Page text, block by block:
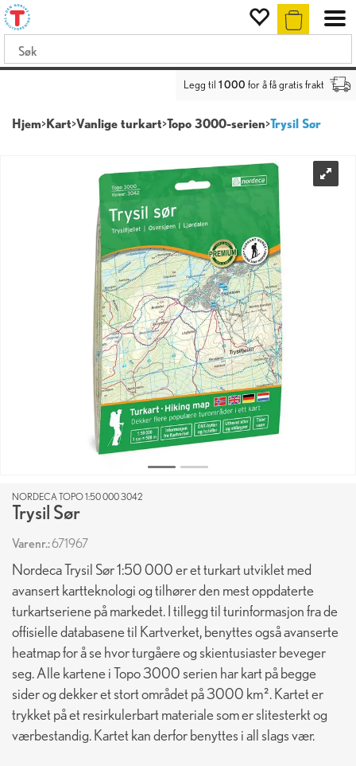
Legg til 1 000 for å få gratis frakt
Hjem>Kart>Vanlige turkart>Topo 3000-serien>Trysil Sør
NORDECA TOPO 1:50 000 3042
Trysil Sør
Varenr.:671967
Nordeca Trysil Sør 1:50 000 er et turkart utviklet med
avansert kartteknologi og tilhører den mest oppdaterte
turkartseriene på markedet. I tillegg til turinformasjon fra de
offisielle databasene til Kartverket, benyttes også avanserte
heatmap for å se hvor turgåere og skientusiaster beveger
seg. Alle kartene i Topo 3000 serien har kart på begge
sider og dekker et stort området på 3000 km². Kartet er
trykket på et resirkulerbart materiale som er slitesterkt og
værbestandig. Kartet kan derfor benyttes i all slags vær.